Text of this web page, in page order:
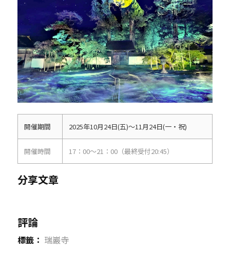
開催期間 2025年10月24日(五)～11月24日(一・祝)
開催時間 17：00～21：00（最終受付20:45）
分享文章
評論
標籤： 瑞巖寺